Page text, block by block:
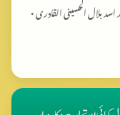
اسد بلال الحسینی القادری •